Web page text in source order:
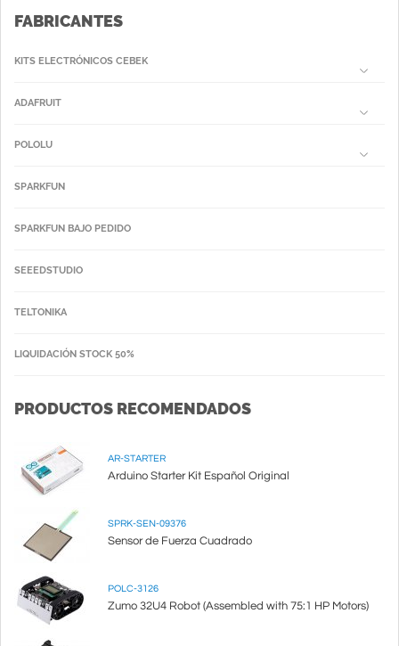
FABRICANTES
KITS ELECTRÓNICOS CEBEK
ADAFRUIT
POLOLU
SPARKFUN
SPARKFUN BAJO PEDIDO
SEEEDSTUDIO
TELTONIKA
LIQUIDACIÓN STOCK 50%
PRODUCTOS RECOMENDADOS
AR-STARTER
Arduino Starter Kit Español Original
SPRK-SEN-09376
Sensor de Fuerza Cuadrado
POLC-3126
Zumo 32U4 Robot (Assembled with 75:1 HP Motors)